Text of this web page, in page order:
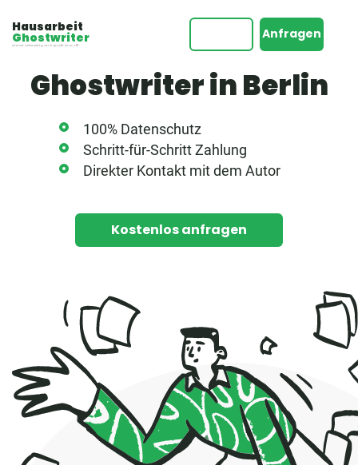
Hausarbeit
Ghostwriter
Immer rechtzeitig und qualitätsvoll!
Anfragen
Ghostwriter in Berlin
100% Datenschutz
Schritt-für-Schritt Zahlung
Direkter Kontakt mit dem Autor
Kostenlos anfragen